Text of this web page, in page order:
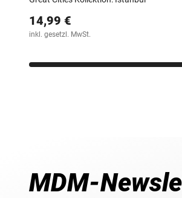
14,99 €
inkl. gesetzl. MwSt.
MDM-